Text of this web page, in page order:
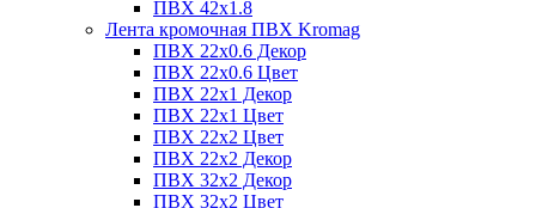
ПВХ 42х1.8
Лента кромочная ПВХ Kromag
ПВХ 22x0.6 Декор
ПВХ 22x0.6 Цвет
ПВХ 22x1 Декор
ПВХ 22x1 Цвет
ПВХ 22x2 Цвет
ПВХ 22x2 Декор
ПВХ 32x2 Декор
ПВХ 32x2 Цвет